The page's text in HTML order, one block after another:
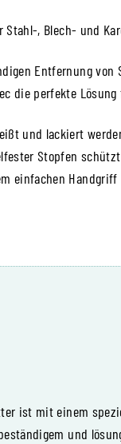
Stahl-, Blech- und
Entfernung
die perfekte
und lackiert
Stopfen
einfachen
ist mit einem
und